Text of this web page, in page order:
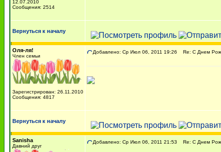
12.07.2010
Сообщения: 2514
Вернуться к началу
Оля-ля!
Член семьи
Зарегистрирован: 26.11.2010
Сообщения: 4817
Добавлено: Ср Июл 06, 2011 19:26 Re: С Днем
Вернуться к началу
Sanisha
Давний друг
Добавлено: Ср Июл 06, 2011 21:53 Re: С Днем